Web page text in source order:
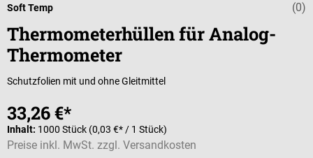
(0)
Soft Temp
Thermometerhüllen für Analog-
Thermometer
Schutzfolien mit und ohne Gleitmittel
33,26 €*
Inhalt: 1000 Stück (0,03 €* / 1 Stück)
Preise inkl. MwSt. zzgl. Versandkosten